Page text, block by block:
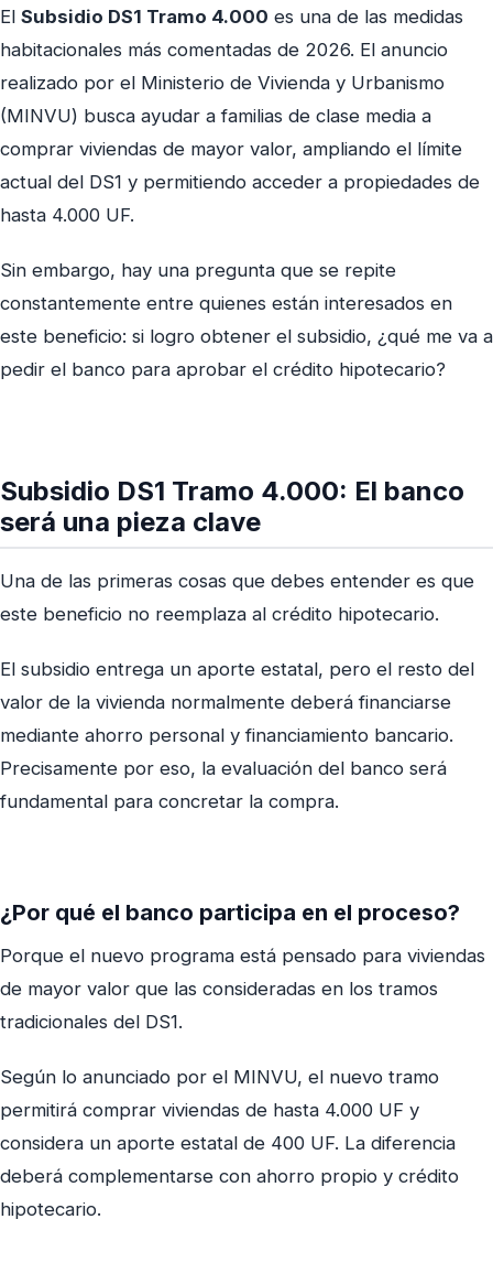
El Subsidio DS1 Tramo 4.000 es una de las medidas
habitacionales más comentadas de 2026. El anuncio
realizado por el Ministerio de Vivienda y Urbanismo
(MINVU) busca ayudar a familias de clase media a
comprar viviendas de mayor valor, ampliando el límite
actual del DS1 y permitiendo acceder a propiedades de
hasta 4.000 UF.
Sin embargo, hay una pregunta que se repite
constantemente entre quienes están interesados en
este beneficio: si logro obtener el subsidio, ¿qué me va a
pedir el banco para aprobar el crédito hipotecario?
Subsidio DS1 Tramo 4.000: El banco
será una pieza clave
Una de las primeras cosas que debes entender es que
este beneficio no reemplaza al crédito hipotecario.
El subsidio entrega un aporte estatal, pero el resto del
valor de la vivienda normalmente deberá financiarse
mediante ahorro personal y financiamiento bancario.
Precisamente por eso, la evaluación del banco será
fundamental para concretar la compra.
¿Por qué el banco participa en el proceso?
Porque el nuevo programa está pensado para viviendas
de mayor valor que las consideradas en los tramos
tradicionales del DS1.
Según lo anunciado por el MINVU, el nuevo tramo
permitirá comprar viviendas de hasta 4.000 UF y
considera un aporte estatal de 400 UF. La diferencia
deberá complementarse con ahorro propio y crédito
hipotecario.